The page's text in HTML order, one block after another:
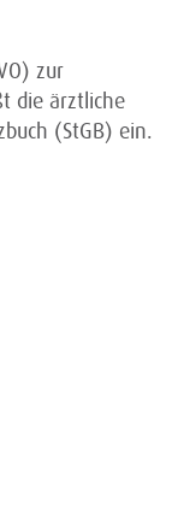
zur
die ärztliche
(StGB) ein.